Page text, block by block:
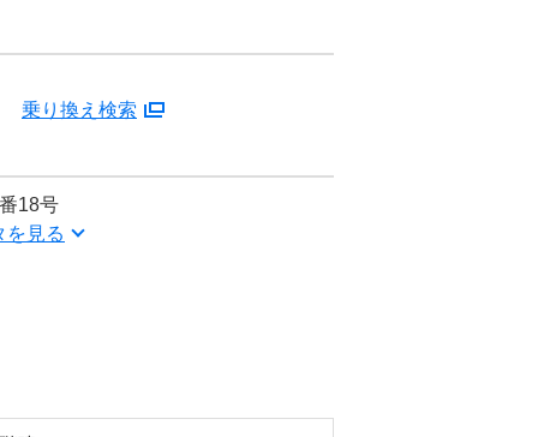
乗り換え検索
18号
を見る